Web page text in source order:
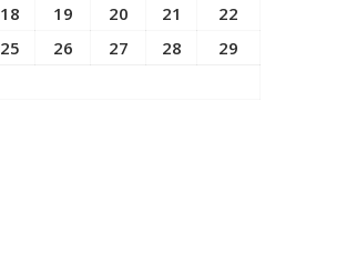
18 19 20 21
22
25 26 27 28
29